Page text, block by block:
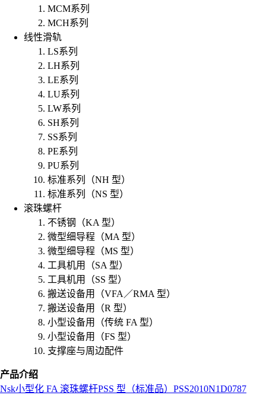
MCM系列
MCH系列
线性滑轨
LS系列
LH系列
LE系列
LU系列
LW系列
SH系列
SS系列
PE系列
PU系列
标准系列（NH 型）
标准系列（NS 型）
滚珠螺杆
不锈钢（KA 型）
微型细导程（MA 型）
微型细导程（MS 型）
工具机用（SA 型）
工具机用（SS 型）
搬送设备用（VFA／RMA 型）
搬送设备用（R 型）
小型设备用（传统 FA 型）
小型设备用（FS 型）
支撑座与周边配件
产品介绍
Nsk小型化 FA 滚珠螺杆PSS 型（标准品） PSS2010N1D0787